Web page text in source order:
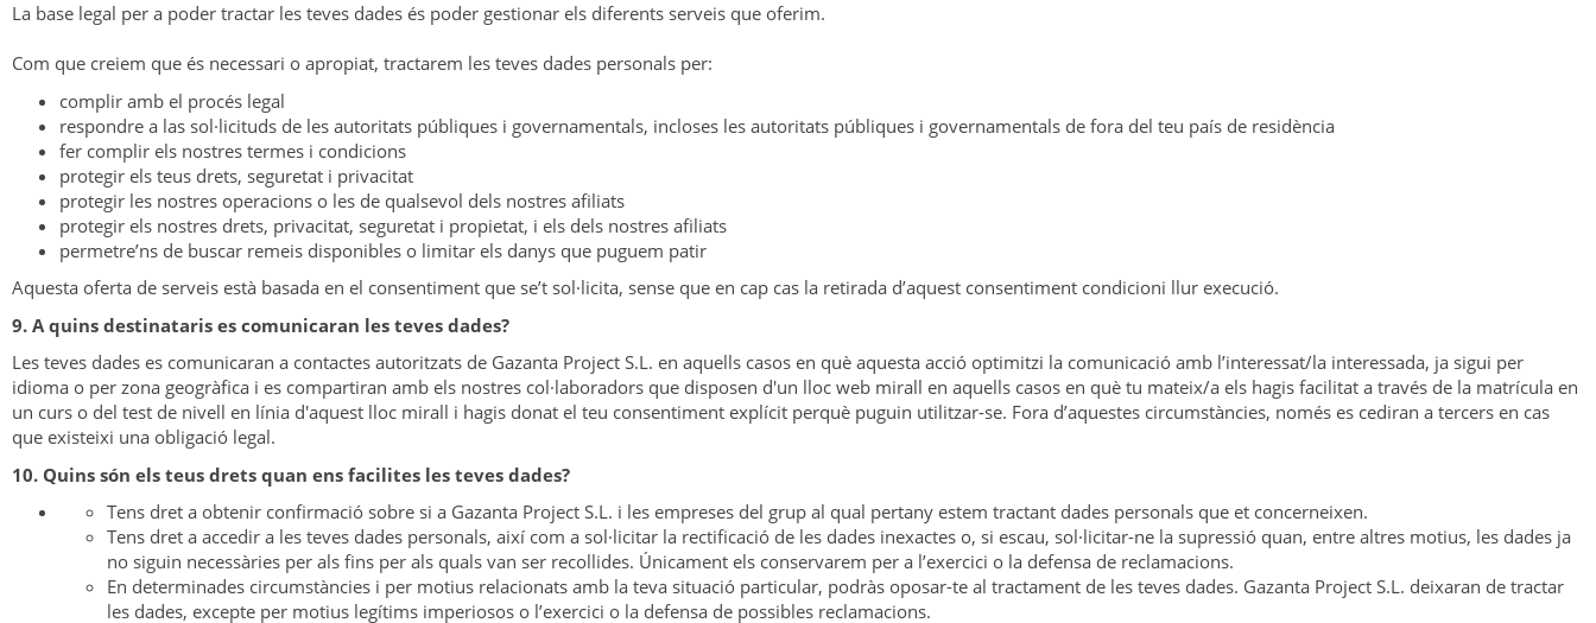
La base legal per a poder tractar les teves dades és poder gestionar els diferents serveis que oferim.
Com que creiem que és necessari o apropiat, tractarem les teves dades personals per:
complir amb el procés legal
respondre a las sol·licituds de les autoritats públiques i governamentals, incloses les autoritats públiques i governamentals de fora del teu país de residència
fer complir els nostres termes i condicions
protegir els teus drets, seguretat i privacitat
protegir les nostres operacions o les de qualsevol dels nostres afiliats
protegir els nostres drets, privacitat, seguretat i propietat, i els dels nostres afiliats
permetre’ns de buscar remeis disponibles o limitar els danys que puguem patir
Aquesta oferta de serveis està basada en el consentiment que se’t sol·licita, sense que en cap cas la retirada d’aquest consentiment condicioni llur execució.
9. A quins destinataris es comunicaran les teves dades?
Les teves dades es comunicaran a contactes autoritzats de Gazanta Project S.L. en aquells casos en què aquesta acció optimitzi la comunicació amb l’interessat/la interessada, ja sigui per
idioma o per zona geogràfica i es compartiran amb els nostres col·laboradors que disposen d'un lloc web mirall en aquells casos en què tu mateix/a els hagis facilitat a través de la matrícula en
un curs o del test de nivell en línia d'aquest lloc mirall i hagis donat el teu consentiment explícit perquè puguin utilitzar-se. Fora d’aquestes circumstàncies, només es cediran a tercers en cas
que existeixi una obligació legal.
10. Quins són els teus drets quan ens facilites les teves dades?
Tens dret a obtenir confirmació sobre si a Gazanta Project S.L. i les empreses del grup al qual pertany estem tractant dades personals que et concerneixen.
Tens dret a accedir a les teves dades personals, així com a sol·licitar la rectificació de les dades inexactes o, si escau, sol·licitar-ne la supressió quan, entre altres motius, les dades ja
no siguin necessàries per als fins per als quals van ser recollides. Únicament els conservarem per a l’exercici o la defensa de reclamacions.
En determinades circumstàncies i per motius relacionats amb la teva situació particular, podràs oposar-te al tractament de les teves dades. Gazanta Project S.L. deixaran de tractar
les dades, excepte per motius legítims imperiosos o l’exercici o la defensa de possibles reclamacions.